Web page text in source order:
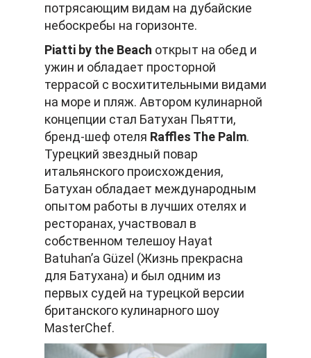
потрясающим видам на дубайские
небоскребы на горизонте.
Piatti by the Beach открыт на обед и
ужин и обладает просторной
террасой с восхитительными видами
на море и пляж. Автором кулинарной
концепции стал Батухан Пьятти,
бренд-шеф отеля Raffles The Palm.
Турецкий звездный повар
итальянского происхождения,
Батухан обладает международным
опытом работы в лучших отелях и
ресторанах, участвовал в
собственном телешоу Hayat
Batuhan’a Güzel (Жизнь прекрасна
для Батухана) и был одним из
первых судей на турецкой версии
британского кулинарного шоу
MasterChef.